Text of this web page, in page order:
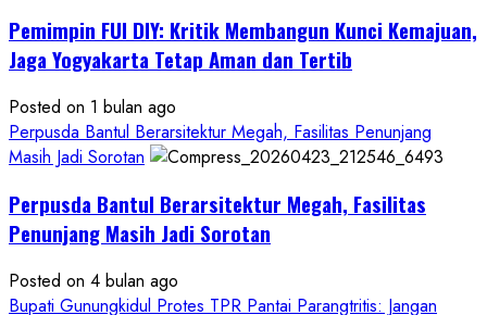
KDMP
Rp1,6
Diduga
Hanya
Separuhnya
Cair
ke
Ketum
PWRI
Pemimpin FUI DIY: Kritik Membangun Kunci Kemajuan,
Jaga Yogyakarta Tetap Aman dan Tertib
Posted on 1 bulan ago
Perpusda Bantul Berarsitektur Megah, Fasilitas Penunjang
Masih Jadi Sorotan
Perpusda Bantul Berarsitektur Megah, Fasilitas
Penunjang Masih Jadi Sorotan
Posted on 4 bulan ago
Bupati Gunungkidul Protes TPR Pantai Parangtritis: Jangan